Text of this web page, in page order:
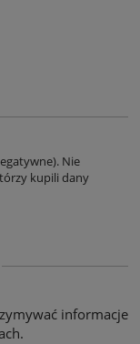
Nie
kupili dany
informacje